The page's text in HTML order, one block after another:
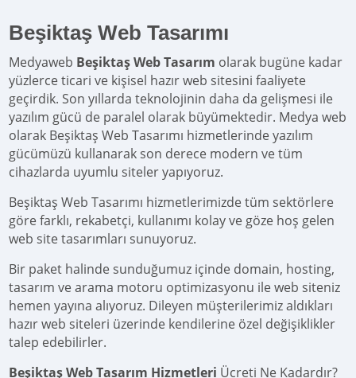
Beşiktaş Web Tasarımı
Medyaweb Beşiktaş Web Tasarım olarak bugüne kadar
yüzlerce ticari ve kişisel hazır web sitesini faaliyete
geçirdik. Son yıllarda teknolojinin daha da gelişmesi ile
yazılım gücü de paralel olarak büyümektedir. Medya web
olarak Beşiktaş Web Tasarımı hizmetlerinde yazılım
gücümüzü kullanarak son derece modern ve tüm
cihazlarda uyumlu siteler yapıyoruz.
Beşiktaş Web Tasarımı hizmetlerimizde tüm sektörlere
göre farklı, rekabetçi, kullanımı kolay ve göze hoş gelen
web site tasarımları sunuyoruz.
Bir paket halinde sunduğumuz içinde domain, hosting,
tasarım ve arama motoru optimizasyonu ile web siteniz
hemen yayına alıyoruz. Dileyen müşterilerimiz aldıkları
hazır web siteleri üzerinde kendilerine özel değişiklikler
talep edebilirler.
Beşiktaş Web Tasarım Hizmetleri Ücreti Ne Kadardır?